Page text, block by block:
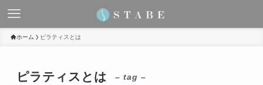
ホーム ピラティスとは
ピラティスとは – tag –